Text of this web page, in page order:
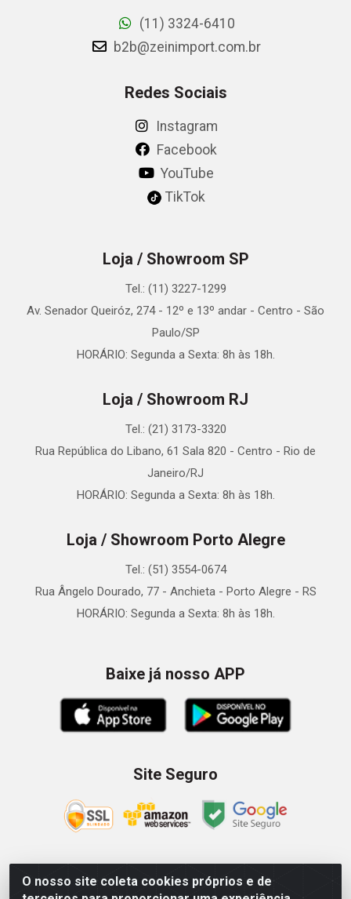
O nosso site coleta cookies próprios e de
(11) 3324-6410
b2b@zeinimport.com.br
Redes Sociais
Instagram
Facebook
YouTube
TikTok
Loja / Showroom SP
Tel.: (11) 3227-1299
Av. Senador Queiróz, 274 - 12º e 13º andar - Centro - São
Paulo/SP
HORÁRIO: Segunda a Sexta: 8h às 18h.
Loja / Showroom RJ
Tel.: (21) 3173-3320
Rua República do Libano, 61 Sala 820 - Centro - Rio de
Janeiro/RJ
HORÁRIO: Segunda a Sexta: 8h às 18h.
Loja / Showroom Porto Alegre
Tel.: (51) 3554-0674
Rua Ângelo Dourado, 77 - Anchieta - Porto Alegre - RS
HORÁRIO: Segunda a Sexta: 8h às 18h.
Baixe já nosso APP
Site Seguro
Zein Importação e Comércio LTDA - Av. Senador Queiróz, 274